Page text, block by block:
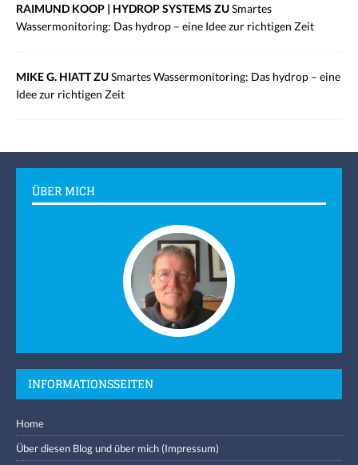
RAIMUND KOOP | HYDROP SYSTEMS ZUSmartes
Wassermonitoring: Das hydrop – eine Idee zur richtigen Zeit
MIKE G. HIATT ZUSmartes Wassermonitoring: Das hydrop – eine
Idee zur richtigen Zeit
ÜBER MICH
INFORMATIONSSEITEN
Home
Über diesen Blog und über mich (Impressum)